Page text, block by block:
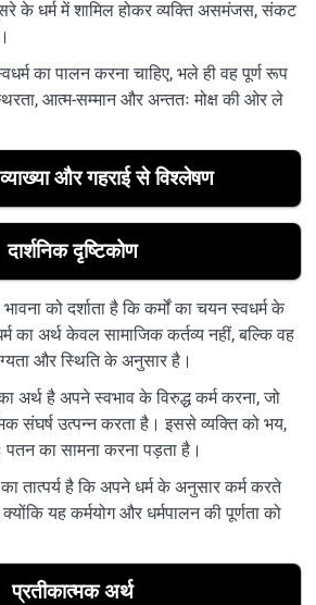
के धर्म में शामिल होकर व्यक्ति असमंजस, संकट
का पालन करना चाहिए, भले ही वह पूर्ण रूप
आत्म-सम्मान और अन्ततः मोक्ष की ओर ले
और गहराई से विश्लेषण
दार्शनिक दृष्टिकोण
को दर्शाता है कि कर्मों का चयन स्वधर्म के
का अर्थ केवल सामाजिक कर्तव्य नहीं, बल्कि वह
और स्थिति के अनुसार है।
अर्थ है अपने स्वभाव के विरुद्ध कर्म करना, जो
संघर्ष उत्पन्न करता है। इससे व्यक्ति को भय,
का सामना करना पड़ता है।
का तात्पर्य है कि अपने धर्म के अनुसार कर्म करते
यह कर्मयोग और धर्मपालन की पूर्णता को
प्रतीकात्मक अर्थ